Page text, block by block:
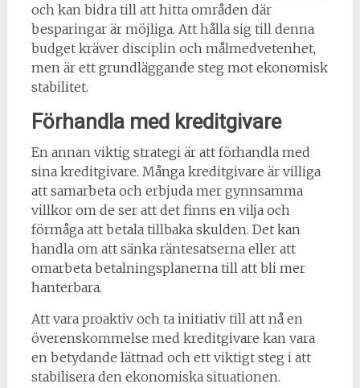
och kan bidra till att hitta områden där
besparingar är möjliga. Att hålla sig till denna
budget kräver disciplin och målmedvetenhet,
men är ett grundläggande steg mot ekonomisk
stabilitet.
Förhandla med kreditgivare
En annan viktig strategi är att förhandla med
sina kreditgivare. Många kreditgivare är villiga
att samarbeta och erbjuda mer gynnsamma
villkor om de ser att det finns en vilja och
förmåga att betala tillbaka skulden. Det kan
handla om att sänka räntesatserna eller att
omarbeta betalningsplanerna till att bli mer
hanterbara.
Att vara proaktiv och ta initiativ till att nå en
överenskommelse med kreditgivare kan vara
en betydande lättnad och ett viktigt steg i att
stabilisera den ekonomiska situationen.